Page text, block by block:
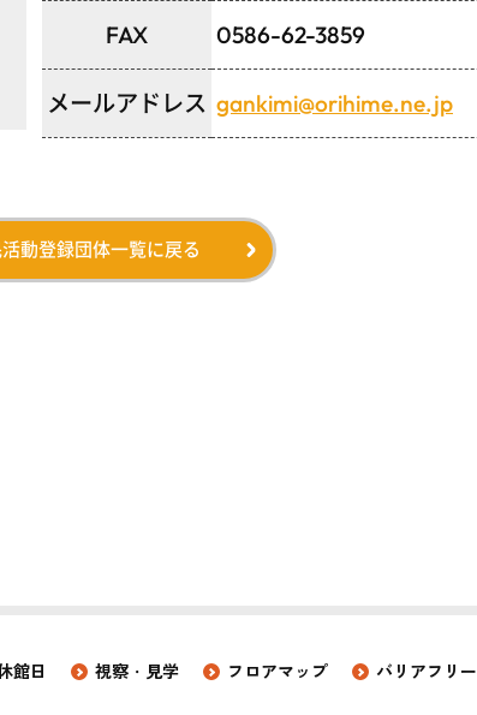
FAX 0586-62-3859
メールアドレス gankimi@orihime.ne.jp
動登録団体一覧に戻る
館日 視察・見学 フロアマップ バリアフリー